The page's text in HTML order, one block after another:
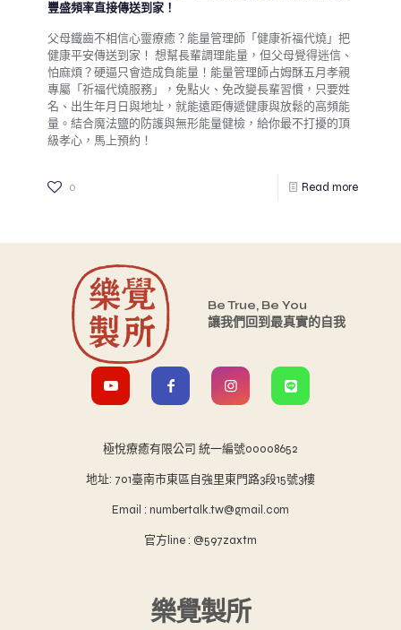
豐盛頻率直接傳送到家！
父母鐵齒不相信心靈療癒？能量管理師「健康祈福代燒」把
健康平安傳送到家！ 想幫長輩調理能量，但父母覺得迷信、
怕麻煩？硬逼只會造成負能量！能量管理師占姆酥五月孝親
專屬「祈福代燒服務」，免點火、免改變長輩習慣，只要姓
名、出生年月日與地址，就能遠距傳遞健康與放鬆的高頻能
量。結合魔法鹽的防護與無形能量健檢，給你最不打擾的頂
級孝心，馬上預約！
0 Read more
Be True, Be You
讓我們回到最真實的自我
極悅療癒有限公司 統一編號00008652
地址: 701臺南市東區自強里東門路3段15號3樓
Email : numbertalk.tw@gmail.com
官方line : @597zaxtm
樂覺製所